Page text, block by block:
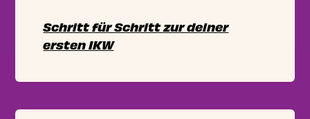
Schritt für Schritt zur deiner
ersten IKW